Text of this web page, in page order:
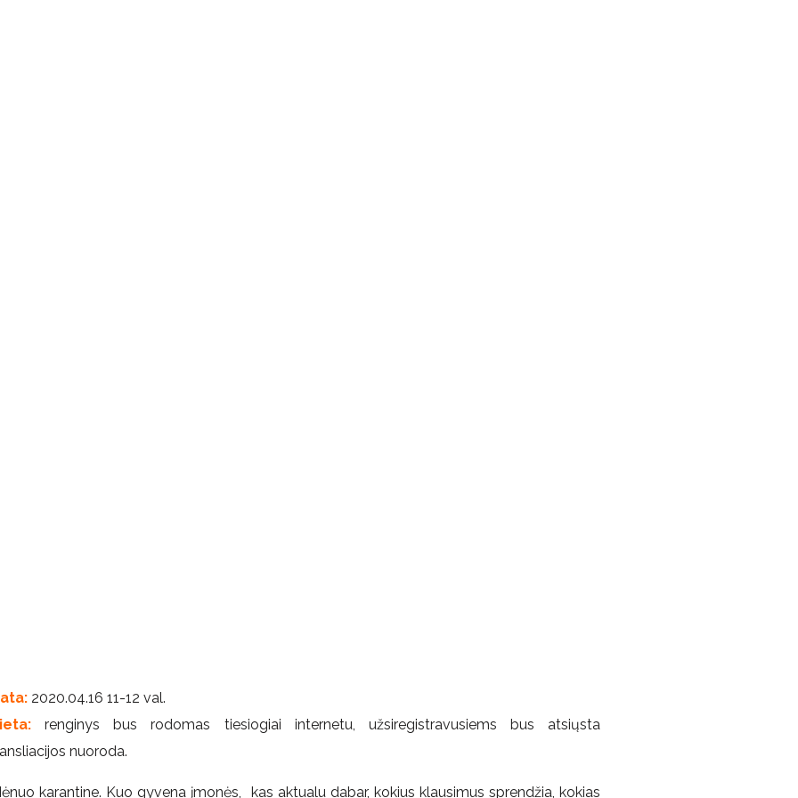
2020.04.16 11-12 val.
renginys bus rodomas tiesiogiai internetu, užsiregistravusiems bus atsiųsta
nuoroda.
karantine. Kuo gyvena įmonės, kas aktualu dabar, kokius klausimus sprendžia, kokias